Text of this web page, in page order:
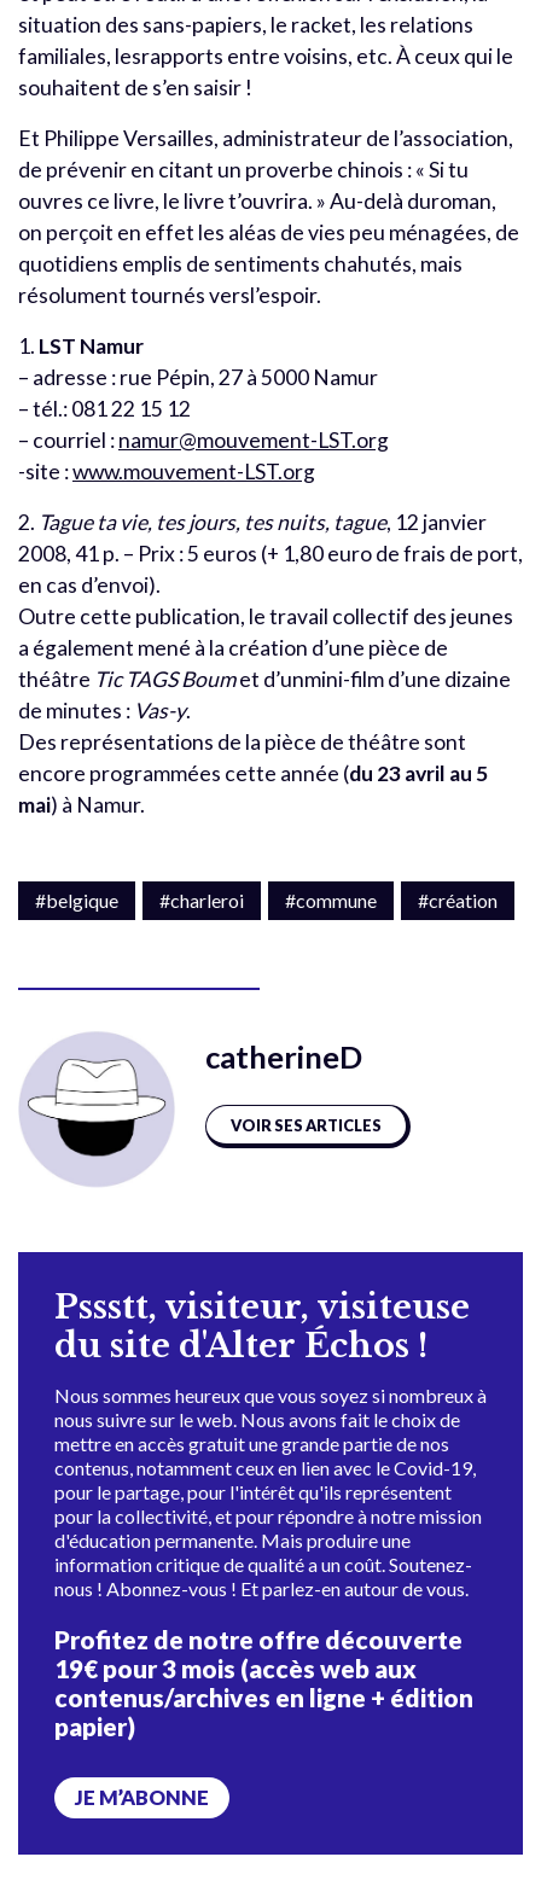
situation des sans-papiers, le racket, les relations
familiales, lesrapports entre voisins, etc. À ceux qui le
souhaitent de s’en saisir !
Et Philippe Versailles, administrateur de l’association,
de prévenir en citant un proverbe chinois : « Si tu
ouvres ce livre, le livre t’ouvrira. » Au-delà duroman,
on perçoit en effet les aléas de vies peu ménagées, de
quotidiens emplis de sentiments chahutés, mais
résolument tournés versl’espoir.
1. LST Namur
– adresse : rue Pépin, 27 à 5000 Namur
– tél.: 081 22 15 12
– courriel :namur@mouvement-LST.org
-site :www.mouvement-LST.org
2. Tague ta vie, tes jours, tes nuits, tague, 12 janvier
2008, 41 p. – Prix : 5 euros (+ 1,80 euro de frais de port,
en cas d’envoi).
Outre cette publication, le travail collectif des jeunes
a également mené à la création d’une pièce de
théâtre Tic TAGS Boumet d’unmini-film d’une dizaine
de minutes : Vas-y.
Des représentations de la pièce de théâtre sont
encore programmées cette année (du 23 avril au 5
mai) à Namur.
#belgique #charleroi #commune #création
catherineD
VOIR SES ARTICLES
Pssstt, visiteur, visiteuse
du site d'Alter Échos !
Nous sommes heureux que vous soyez si nombreux à
nous suivre sur le web. Nous avons fait le choix de
mettre en accès gratuit une grande partie de nos
contenus, notamment ceux en lien avec le Covid-19,
pour le partage, pour l'intérêt qu'ils représentent
pour la collectivité, et pour répondre à notre mission
d'éducation permanente. Mais produire une
information critique de qualité a un coût. Soutenez-
nous ! Abonnez-vous ! Et parlez-en autour de vous.
Profitez de notre offre découverte
19€ pour 3 mois (accès web aux
contenus/archives en ligne + édition
papier)
JE M’ABONNE